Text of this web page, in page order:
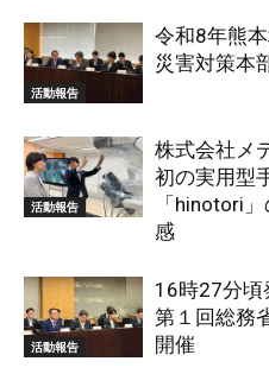
活動報告
令和8年熊
災害対策本
活動報告
株式会社メ
初の実用型
「hinotori
感
活動報告
16時27分頃
第１回総務
開催